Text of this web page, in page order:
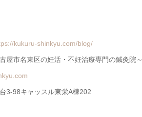
kukuru-shinkyu.com/blog/
屋市名東区の妊活・不妊治療専門の鍼灸院～
3-98キャッスル東栄A棟202